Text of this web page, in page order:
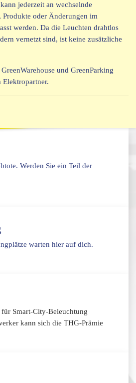
jederzeit an wechselnde
Produkte oder Änderungen im
werden. Da die Leuchten drahtlos
vernetzt sind, ist keine zusätzliche
und GreenParking
Elektropartner.
Werden Sie ein Teil der
warten hier auf dich.
für Smart-City-Beleuchtung
kann sich die THG-Prämie